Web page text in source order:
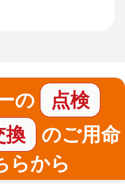
の
点検
換
のご用命
らから